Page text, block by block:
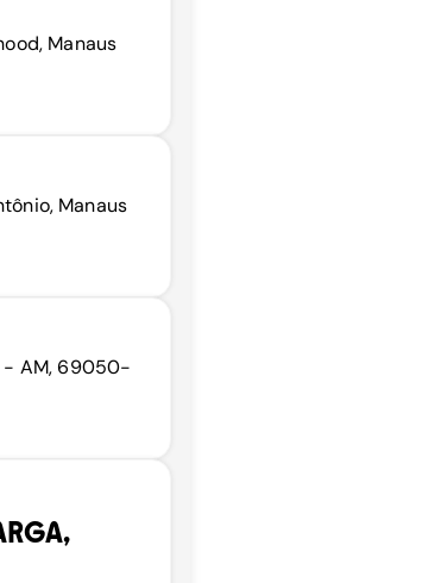
Manaus
Manaus
- AM, 69050-